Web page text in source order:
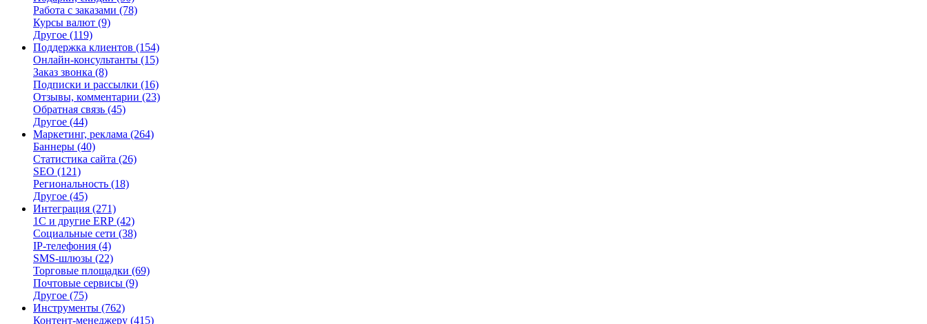
Работа с заказами (78)
Курсы валют (9)
Другое (119)
Поддержка клиентов (154)
Онлайн-консультанты (15)
Заказ звонка (8)
Подписки и рассылки (16)
Отзывы, комментарии (23)
Обратная связь (45)
Другое (44)
Маркетинг, реклама (264)
Баннеры (40)
Статистика сайта (26)
SEO (121)
Региональность (18)
Другое (45)
Интеграция (271)
1С и другие ERP (42)
Социальные сети (38)
IP-телефония (4)
SMS-шлюзы (22)
Торговые площадки (69)
Почтовые сервисы (9)
Другое (75)
Инструменты (762)
Контент-менеджеру (415)